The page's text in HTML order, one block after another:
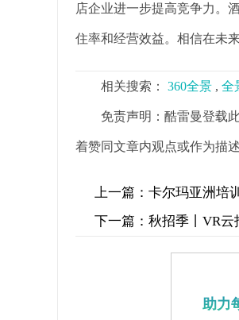
店企业进一步提高竞争力。
住率和经营效益。相信在未
相关搜索： 360全景 , 全
免责声明：酷雷曼登载
着赞同文章内观点或作为描
上一篇： 卡尔玛亚洲培
下一篇： 秋招季丨VR云
助力